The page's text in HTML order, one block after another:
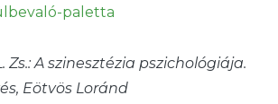
paletta
Zs.: A szinesztézia pszichológiája.
Eötvös Loránd